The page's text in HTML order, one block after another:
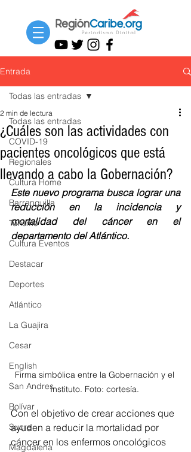
Entrada
Todas las entradas
COVID-19
Regionales
Cultura Home
Barranquilla
Turismo
Cultura Eventos
Destacar
Deportes
Atlántico
La Guajira
Cesar
English
San Andres
Bolívar
Sucre
Magdalena
Todas las entradas
¿Cuáles son las actividades con
pacientes oncológicos que está
llevando a cabo la Gobernación?
2 min de lectura
Este nuevo programa busca lograr una
reducción en la incidencia y
mortalidad del cáncer en el
departamento del Atlántico.
Firma simbólica entre la Gobernación y el
Instituto. Foto: cortesía.
Con el objetivo de crear acciones que
ayuden a reducir la mortalidad por
cáncer en los enfermos oncológicos